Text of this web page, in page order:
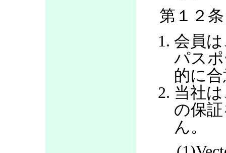
第１２
会員
パス
的に
当社
の保
ん。